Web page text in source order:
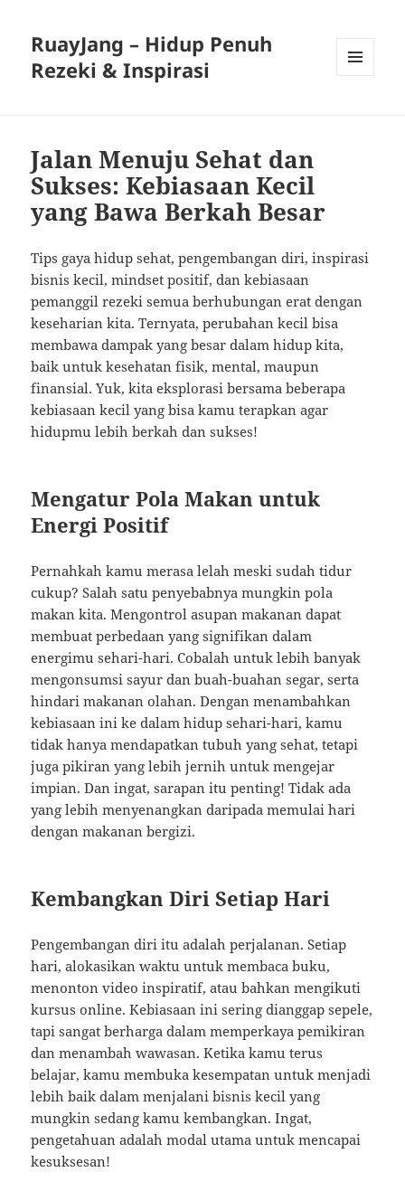
RuayJang – Hidup Penuh
Rezeki & Inspirasi
Jalan Menuju Sehat dan
Sukses: Kebiasaan Kecil
yang Bawa Berkah Besar
Tips gaya hidup sehat, pengembangan diri, inspirasi
bisnis kecil, mindset positif, dan kebiasaan
pemanggil rezeki semua berhubungan erat dengan
keseharian kita. Ternyata, perubahan kecil bisa
membawa dampak yang besar dalam hidup kita,
baik untuk kesehatan fisik, mental, maupun
finansial. Yuk, kita eksplorasi bersama beberapa
kebiasaan kecil yang bisa kamu terapkan agar
hidupmu lebih berkah dan sukses!
Mengatur Pola Makan untuk
Energi Positif
Pernahkah kamu merasa lelah meski sudah tidur
cukup? Salah satu penyebabnya mungkin pola
makan kita. Mengontrol asupan makanan dapat
membuat perbedaan yang signifikan dalam
energimu sehari-hari. Cobalah untuk lebih banyak
mengonsumsi sayur dan buah-buahan segar, serta
hindari makanan olahan. Dengan menambahkan
kebiasaan ini ke dalam hidup sehari-hari, kamu
tidak hanya mendapatkan tubuh yang sehat, tetapi
juga pikiran yang lebih jernih untuk mengejar
impian. Dan ingat, sarapan itu penting! Tidak ada
yang lebih menyenangkan daripada memulai hari
dengan makanan bergizi.
Kembangkan Diri Setiap Hari
Pengembangan diri itu adalah perjalanan. Setiap
hari, alokasikan waktu untuk membaca buku,
menonton video inspiratif, atau bahkan mengikuti
kursus online. Kebiasaan ini sering dianggap sepele,
tapi sangat berharga dalam memperkaya pemikiran
dan menambah wawasan. Ketika kamu terus
belajar, kamu membuka kesempatan untuk menjadi
lebih baik dalam menjalani bisnis kecil yang
mungkin sedang kamu kembangkan. Ingat,
pengetahuan adalah modal utama untuk mencapai
kesuksesan!